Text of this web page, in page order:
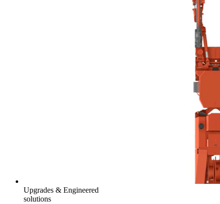
Upgrades & Engineered
solutions